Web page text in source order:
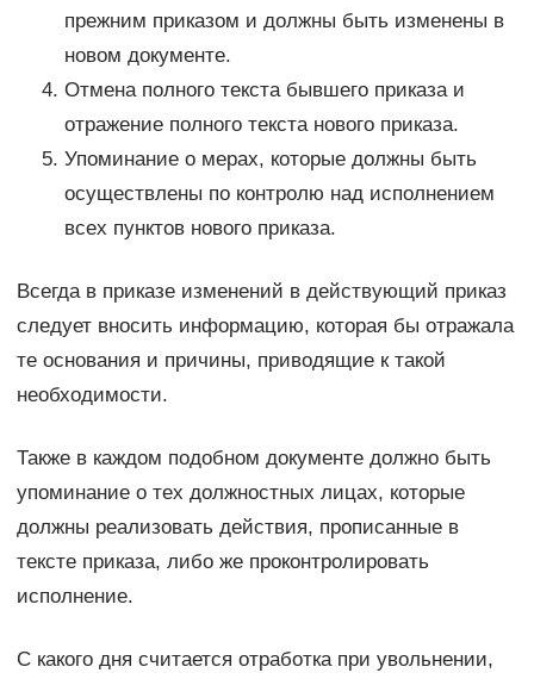
прежним приказом и должны быть изменены в
новом документе.
Отмена полного текста бывшего приказа и
отражение полного текста нового приказа.
Упоминание о мерах, которые должны быть
осуществлены по контролю над исполнением
всех пунктов нового приказа.
Всегда в приказе изменений в действующий приказ
следует вносить информацию, которая бы отражала
те основания и причины, приводящие к такой
необходимости.
Также в каждом подобном документе должно быть
упоминание о тех должностных лицах, которые
должны реализовать действия, прописанные в
тексте приказа, либо же проконтролировать
исполнение.
С какого дня считается отработка при увольнении,